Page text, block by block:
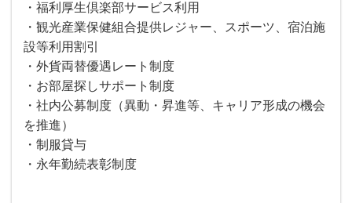
・福利厚生倶楽部サービス利用
・観光産業保健組合提供レジャー、スポーツ、宿泊施
設等利用割引
・外貨両替優遇レート制度
・お部屋探しサポート制度
・社内公募制度（異動・昇進等、キャリア形成の機会
を推進）
・制服貸与
・永年勤続表彰制度